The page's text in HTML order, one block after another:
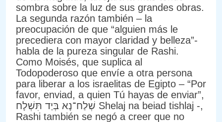
sombra sobre la luz de sus grandes obras.
La segunda razón también – la
preocupación de que “alguien más le
precediera con mayor claridad y belleza”-
habla de la pureza singular de Rashi.
Como Moisés, que suplica al
Todopoderoso que envíe a otra persona
para liberar a los israelitas de Egipto – “Por
favor, enviad, a quien Tú hayas de enviar”,
שְׁלַח־נָא בְּיַד תִּשְׁלָח Shelaj na beiad tishlaj -,
Rashi también se negó a creer que no